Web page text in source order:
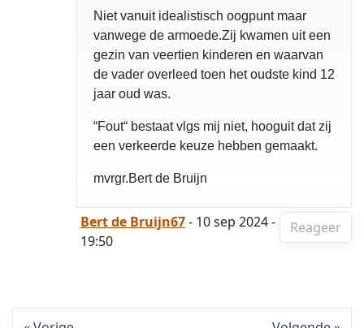
Niet vanuit idealistisch oogpunt maar
vanwege de armoede.Zij kwamen uit een
gezin van veertien kinderen en waarvan
de vader overleed toen het oudste kind 12
jaar oud was.
“Fout“ bestaat vlgs mij niet, hooguit dat zij
een verkeerde keuze hebben gemaakt.
mvrgr.Bert de Bruijn
Reageer
Bert de Bruijn67- 10 sep 2024 -
19:50